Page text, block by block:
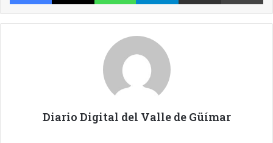
Diario Digital del Valle de Güímar